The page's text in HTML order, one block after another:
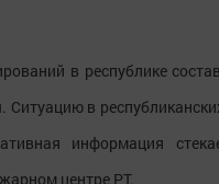
в республике
в
информация
центре РТ.